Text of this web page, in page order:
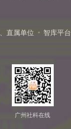
直属单位 智库平台
广州社科在线